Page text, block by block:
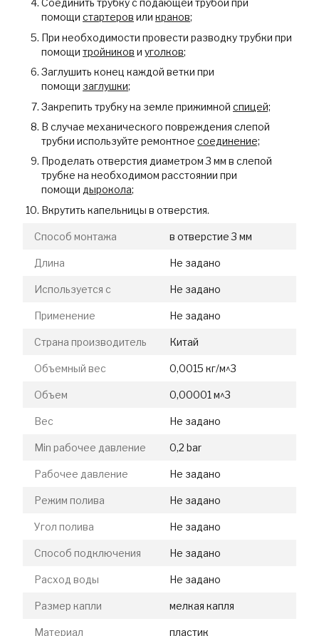
Соединить трубку с подающей трубой при
помощи стартеров или кранов;
При необходимости провести разводку трубки при
помощи тройников и уголков;
Заглушить конец каждой ветки при
помощи заглушки;
Закрепить трубку на земле прижимной спицей;
В случае механического повреждения слепой
трубки используйте ремонтное соединение;
Проделать отверстия диаметром 3 мм в слепой
трубке на необходимом расстоянии при
помощи дырокола;
Вкрутить капельницы в отверстия.
Способ монтажа в отверстие 3 мм
Длина Не задано
Используется с Не задано
Применение Не задано
Страна производитель Китай
Объемный вес 0,0015 кг/м^3
Объем 0,00001 м^3
Вес Не задано
Min рабочее давление 0,2 bar
Рабочее давление Не задано
Режим полива Не задано
Угол полива Не задано
Способ подключения Не задано
Расход воды Не задано
Размер капли мелкая капля
Материал пластик